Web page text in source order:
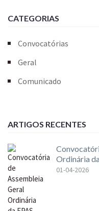
CATEGORIAS
Convocatórias
Geral
Comunicado
ARTIGOS RECENTES
Ordinária
01-04-2026